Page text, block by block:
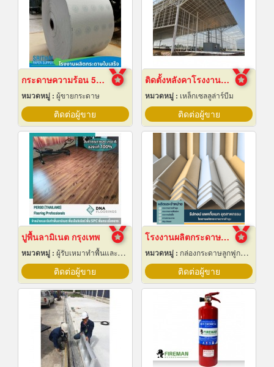
กระดาษความร้อน 57x80 ราคาส่ง
หมวดหมู่ : ผู้ขายกระดาษ
ติดต่อผู้ขาย
ติดตั้งหลังคาโรงงานเซลลูล่าร์บีม
หมวดหมู่ : เหล็กเซลลูล่าร์บีม
ติดต่อผู้ขาย
ปูพื้นลามิเนต กรุงเทพ
หมวดหมู่ : ผู้รับเหมาทำพื้นและทางเดิน
ติดต่อผู้ขาย
โรงงานผลิตกระดาษฉากเข้ามุม
หมวดหมู่ : กล่องกระดาษลูกฟูกและไฟเบอร์
ติดต่อผู้ขาย